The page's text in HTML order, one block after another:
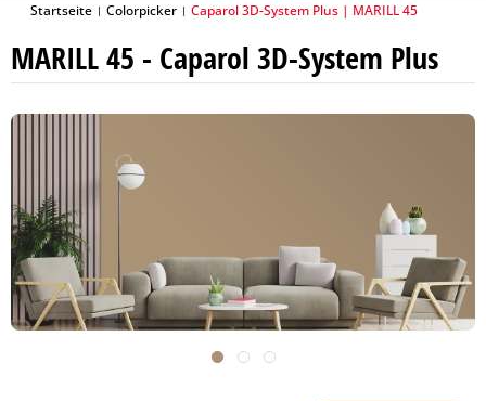
Startseite | Colorpicker | Caparol 3D-System Plus | MARILL 45
MARILL 45 - Caparol 3D-System Plus